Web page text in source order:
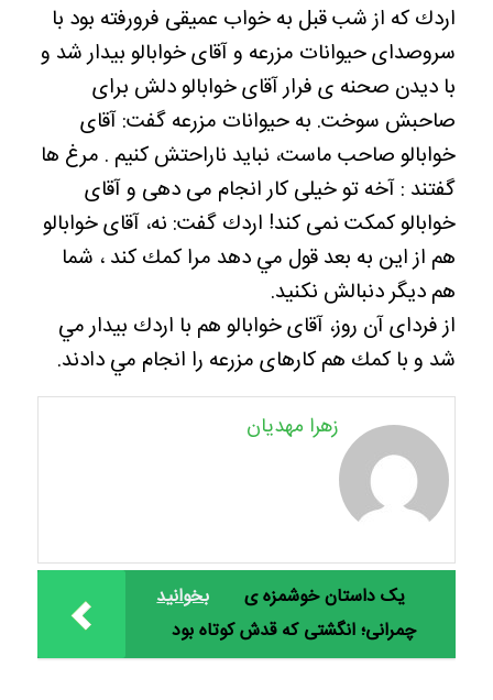
اردك كه از شب قبل به خواب عميقى فرورفته بود با
سروصداى حيوانات مزرعه و آقاى خوابالو بيدار شد و
با ديدن صحنه ى فرار آقاى خوابالو دلش براى
صاحبش سوخت. به حيوانات مزرعه گفت: آقاى
خوابالو صاحب ماست، نبايد ناراحتش كنيم . مرغ ها
گفتند : آخه تو خيلى كار انجام مى دهى و آقاى
خوابالو كمكت نمى كند! اردك گفت: نه، آقاى خوابالو
هم از اين به بعد قول مي دهد مرا كمك كند ، شما
هم ديگر دنبالش نكنيد.
از فرداى آن روز، آقاى خوابالو هم با اردك بيدار مي
شد و با كمك هم كارهاى مزرعه را انجام مي دادند.
زهرا مهدیان
بخوانید
یک داستان خوشمزه ی
چمرانی؛ انگشتی که قدش کوتاه بود